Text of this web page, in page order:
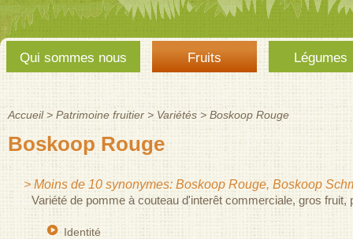
Menu
principal
Qui sommes nous Fruits Légumes
Vous êtes ici
Accueil > Patrimoine fruitier > Variétés > Boskoop Rouge
Boskoop Rouge
> Moins de 10 synonymes: Boskoop Rouge, Boskoop
Variété de pomme à couteau d'interêt commerciale, gros
Identité